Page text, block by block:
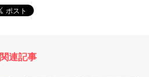
関連記事